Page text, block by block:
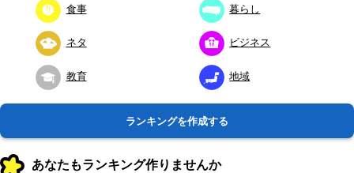
食事 暮らし
ネタ ビジネス
教育 地域
ランキングを作成する
あなたもランキング作りませんか